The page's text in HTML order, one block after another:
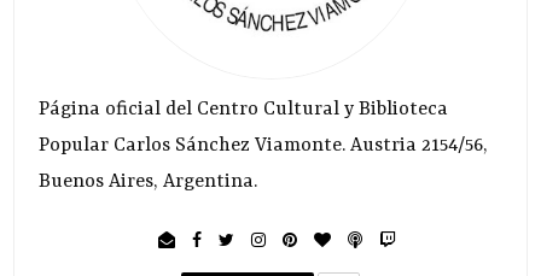
Página oficial del Centro Cultural y Biblioteca
Popular Carlos Sánchez Viamonte. Austria 2154/56,
Buenos Aires, Argentina.